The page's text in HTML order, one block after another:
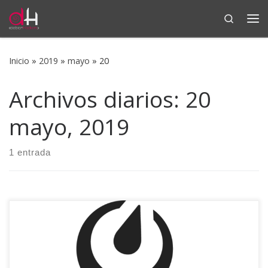
Saltar al contenido
Search
Inicio » 2019 » mayo » 20
Archivos diarios: 20
mayo, 2019
1 entrada
¡Me encanta el olor a software libre por las mañanas! Y
más cuando una aplicación privativa que me gusta se